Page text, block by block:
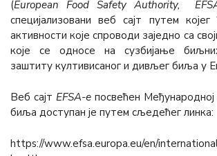
(European Food Safety Authority,
специјализовани веб сајт путем
активности које спроводи заједно са
које се односе на сузбијање
заштиту култивисаног и дивљег биља у
Веб сајт ЕFSA-е посвећен
биља доступaн је путем сљедећег линка:
https://www.efsa.europa.eu/en/